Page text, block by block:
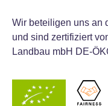
Wir beteiligen uns an
und sind zertifiziert
Landbau mbH DE-